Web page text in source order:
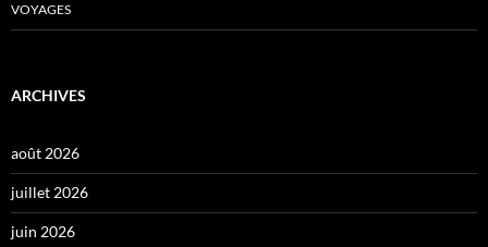
VOYAGES
ARCHIVES
août 2026
juillet 2026
juin 2026